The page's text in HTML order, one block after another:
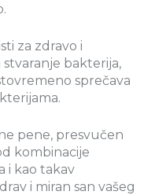
za zdravo i
stvaranje bakterija,
sprečava
pene, presvučen
kombinacije
i kao takav
i miran san vašeg